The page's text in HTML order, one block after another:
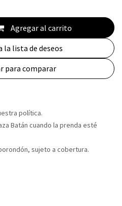
Agregar al carrito
para comparar
la lista de deseos
política.
Batán cuando la prenda esté
sujeto a cobertura.